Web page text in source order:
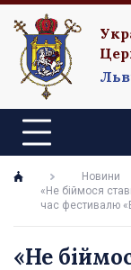
Новини
«Не біймося
час фестивалю
«Не